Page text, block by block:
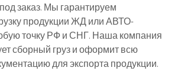
заказ. Мы гарантируем
продукции ЖД или АВТО-
точку РФ и СНГ. Наша компания
сборный груз и оформит всю
для экспорта продукции.